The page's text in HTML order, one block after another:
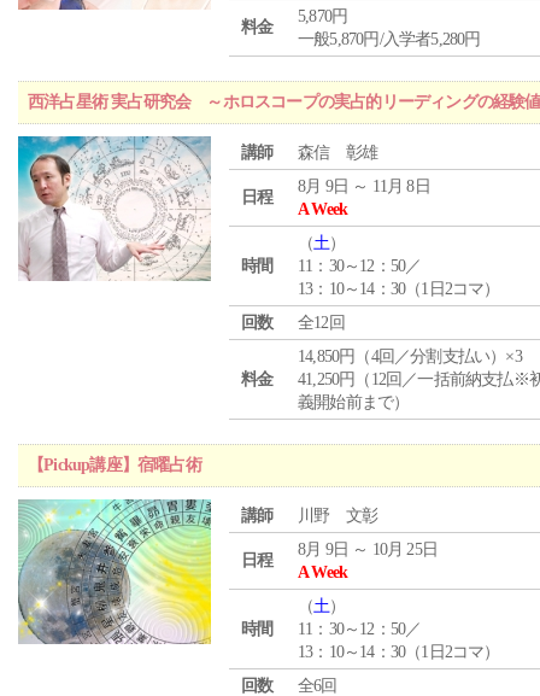
料金
5,870円
一般5,870円/入学者5,280円
西洋占星術 実占研究会 ～ホロスコープの実占的リーディングの経験
講師 森信 彰雄
日程
8月 9日 ～ 11月 8日
A Week
時間
（土）
11：30～12：50／
13：10～14：30（1日2コマ）
回数
全12回
料金
14,850円（4回／分割支払い）×3
41,250円（12回／一括前納支払※
義開始前まで）
【Pickup講座】宿曜占術
講師 川野 文彰
日程
8月 9日 ～ 10月 25日
A Week
時間
（土）
11：30～12：50／
13：10～14：30（1日2コマ）
回数
全6回